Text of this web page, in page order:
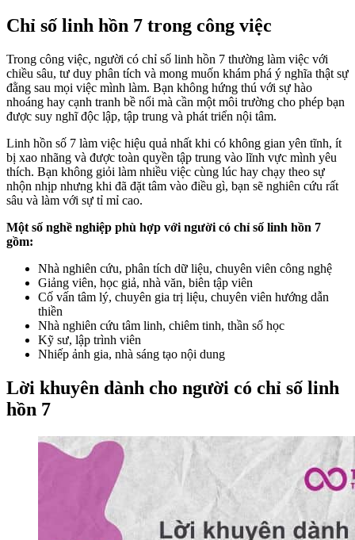
Chỉ số linh hồn 7 trong công việc
Trong công việc, người có chỉ số linh hồn 7 thường làm việc với
chiều sâu, tư duy phân tích và mong muốn khám phá ý nghĩa thật sự
đằng sau mọi việc mình làm. Bạn không hứng thú với sự hào
nhoáng hay cạnh tranh bề nổi mà cần một môi trường cho phép bạn
được suy nghĩ độc lập, tập trung và phát triển nội tâm.
Linh hồn số 7 làm việc hiệu quả nhất khi có không gian yên tĩnh, ít
bị xao nhãng và được toàn quyền tập trung vào lĩnh vực mình yêu
thích. Bạn không giỏi làm nhiều việc cùng lúc hay chạy theo sự
nhộn nhịp nhưng khi đã đặt tâm vào điều gì, bạn sẽ nghiên cứu rất
sâu và làm với sự tỉ mỉ cao.
Một số nghề nghiệp phù hợp với người có chỉ số linh hồn 7
gồm:
Nhà nghiên cứu, phân tích dữ liệu, chuyên viên công nghệ
Giảng viên, học giả, nhà văn, biên tập viên
Cố vấn tâm lý, chuyên gia trị liệu, chuyên viên hướng dẫn
thiền
Nhà nghiên cứu tâm linh, chiêm tinh, thần số học
Kỹ sư, lập trình viên
Nhiếp ảnh gia, nhà sáng tạo nội dung
Lời khuyên dành cho người có chỉ số linh
hồn 7